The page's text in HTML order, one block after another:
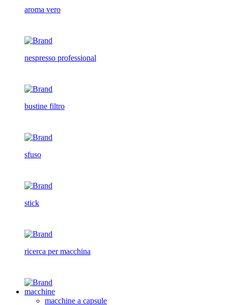
aroma vero
nespresso professional
bustine filtro
sfuso
stick
ricerca per macchina
macchine
macchine a capsule